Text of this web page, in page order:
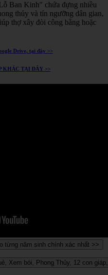
Ban Kinh" chứa đựng nhiều
thủy và tín ngưỡng dân gian,
thợ xây đòi công bằng hoặc
Drive, tại đây >>
KHÁC TẠI ĐÂY >>